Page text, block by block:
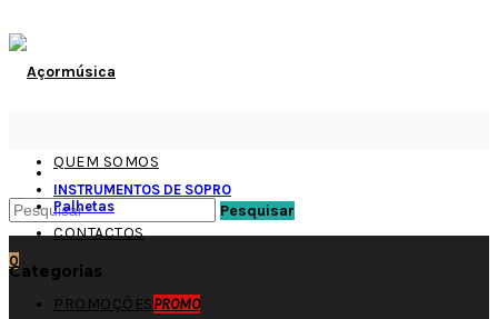
QUEM SOMOS
CONTACTOS
PROMOÇÕESPROMO
Pesquisar
0
INSTRUMENTOS DE SOPRO
Palhetas
Categorias